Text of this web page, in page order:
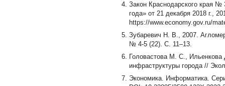
Закон Краснодарского края №
года» от 21 декабря 2018 г.,
https://www.economy.gov.ru/
Зубаревич Н. В., 2007.
№ 4-5 (22). С. 11–13.
Головастова М. С.,
инфраструктуры города //
Экономика. Информатика.